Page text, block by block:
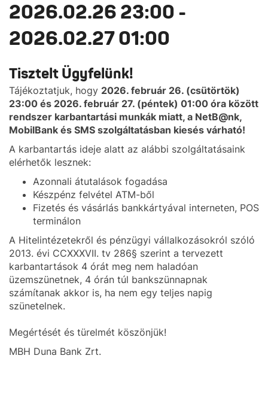
2026.02.26 23:00 -
2026.02.27 01:00
Tisztelt Ügyfelünk!
Tájékoztatjuk, hogy 2026. február 26. (csütörtök)
23:00 és 2026. február 27. (péntek) 01:00 óra között
rendszer karbantartási munkák miatt, a NetB@nk,
MobilBank és SMS szolgáltatásban kiesés várható!
A karbantartás ideje alatt az alábbi szolgáltatásaink
elérhetők lesznek:
Azonnali átutalások fogadása
Készpénz felvétel ATM-ből
Fizetés és vásárlás bankkártyával interneten, POS
terminálon
A Hitelintézetekről és pénzügyi vállalkozásokról szóló
2013. évi CCXXXVII. tv 286§ szerint a tervezett
karbantartások 4 órát meg nem haladóan
üzemszünetnek, 4 órán túl bankszünnapnak
számítanak akkor is, ha nem egy teljes napig
szünetelnek.
Megértését és türelmét köszönjük!
MBH Duna Bank Zrt.